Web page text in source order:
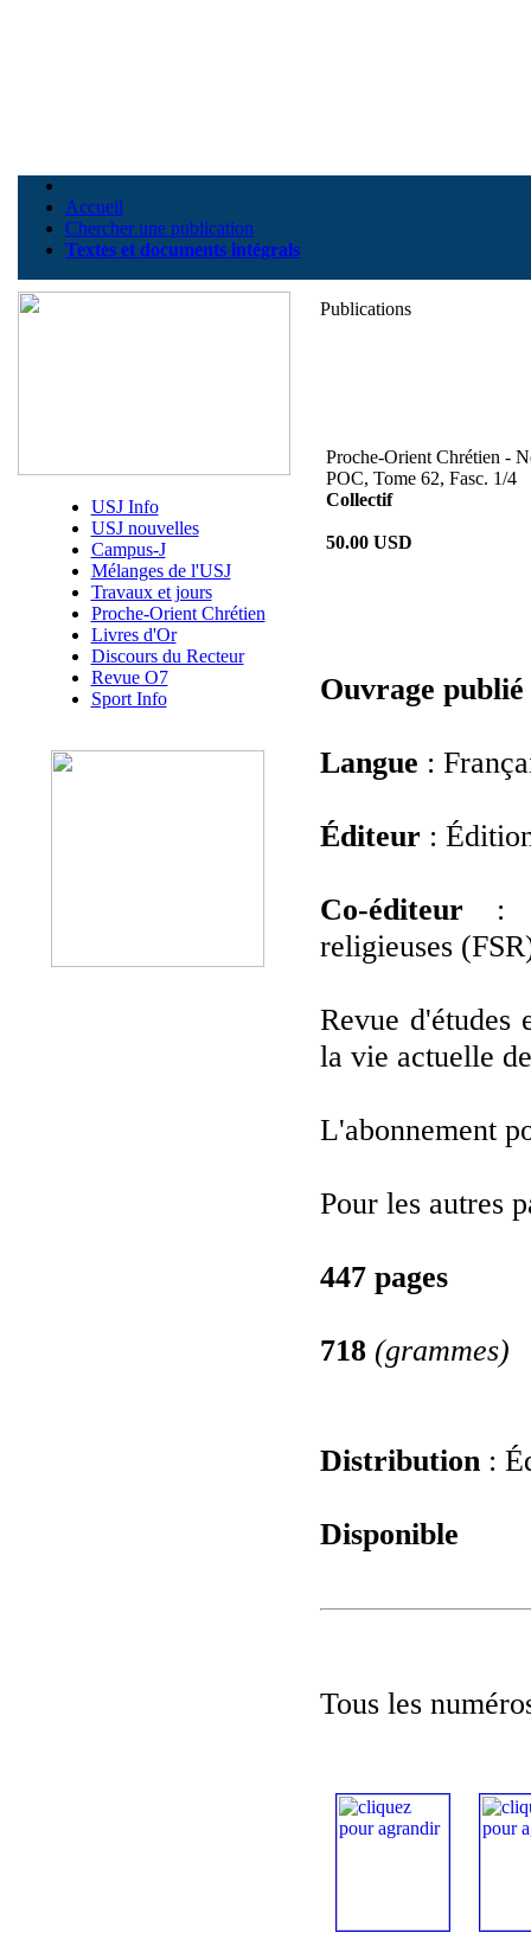
Accueil
Chercher une publication
Textes et documents intégrals
USJ Info
USJ nouvelles
Campus-J
Mélanges de l'USJ
Travaux et jours
Proche-Orient Chrétien
Livres d'Or
Discours du Recteur
Revue O7
Sport Info
Publications
Proche-Orient Chrétien -
POC, Tome 62, Fasc. 1/4
Collectif
50.00 USD
Ouvrage publié
Langue :
Éditeur :
Co-éditeur :
religieuses
Revue d'études
la vie actuelle
L'abonnement
Pour les autres
447 pages
718 (grammes)
Distribution :
Disponible
Tous les